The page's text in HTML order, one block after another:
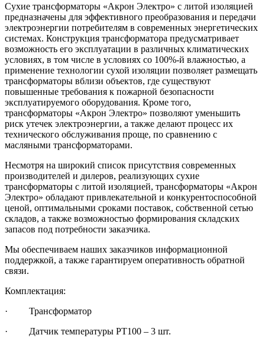
Сухие трансформаторы «Акрон Электро» с литой изоляцией
предназначены для эффективного преобразования и передачи
электроэнергии потребителям в современных энергетических
системах. Конструкция трансформатора предусматривает
возможность его эксплуатации в различных климатических
условиях, в том числе в условиях со 100%-й влажностью, а
применение технологии сухой изоляции позволяет размещать
трансформаторы вблизи объектов, где существуют
повышенные требования к пожарной безопасности
эксплуатируемого оборудования. Кроме того,
трансформаторы «Акрон Электро» позволяют уменьшить
риск утечек электроэнергии, а также делают процесс их
технического обслуживания проще, по сравнению с
масляными трансформаторами.
Несмотря на широкий список присутствия современных
производителей и дилеров, реализующих сухие
трансформаторы с литой изоляцией, трансформаторы «Акрон
Электро» обладают привлекательной и конкурентоспособной
ценой, оптимальными сроками поставок, собственной сетью
складов, а также возможностью формирования складских
запасов под потребности заказчика.
Мы обеспечиваем наших заказчиков информационной
поддержкой, а также гарантируем оперативность обратной
связи.
Комплектация:
· Трансформатор
· Датчик температуры РТ100 – 3 шт.